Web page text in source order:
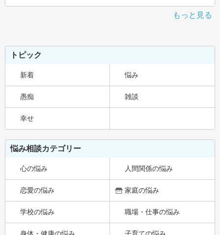
もっと見る
トピック
新着 悩み
愚痴 雑談
幸せ
悩み相談カテゴリー
心の悩み 人間関係の悩み
恋愛の悩み 家庭の悩み
学校の悩み 職場・仕事の悩み